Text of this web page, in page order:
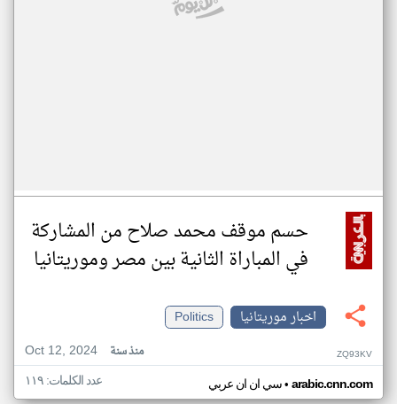
حسم موقف محمد صلاح من المشاركة
في المباراة الثانية بين مصر وموريتانيا
اخبار موريتانيا
Politics
Oct 12, 2024
منذ سنة ZQ93KV
سي ان ان عربي• arabic.cnn.com عدد الكلمات: ١١٩